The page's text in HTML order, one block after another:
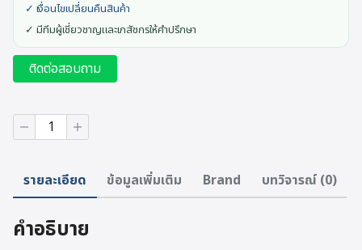
✓ เงื่อนไขเปลี่ยนคืนสินค้า
✓ มีทีมผู้เชี่ยวชาญและเภสัชกรให้คำปรึกษา
ติดต่อสอบถาม
จำนวน
MITEX
นวม
กัน
ฝุ่น
รายละเอียด ข้อมูลเพิ่มเติม Brand บทวิจารณ์ (0)
คำอธิบาย